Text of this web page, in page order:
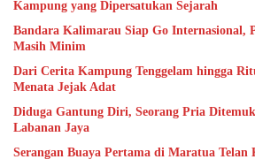
Kampung yang Dipersatukan Sejarah
Bandara Kalimarau Siap Go Internasional,
Masih Minim
Dari Cerita Kampung Tenggelam hingga
Menata Jejak Adat
Diduga Gantung Diri, Seorang Pria
Labanan Jaya
Serangan Buaya Pertama di Maratua Telan